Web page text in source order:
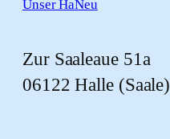
Unser HaNeu
Zur Saaleaue 51a
06122 Halle (Saale)